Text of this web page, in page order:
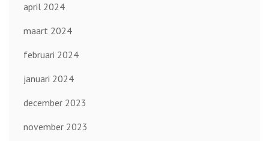
april 2024
maart 2024
februari 2024
januari 2024
december 2023
november 2023